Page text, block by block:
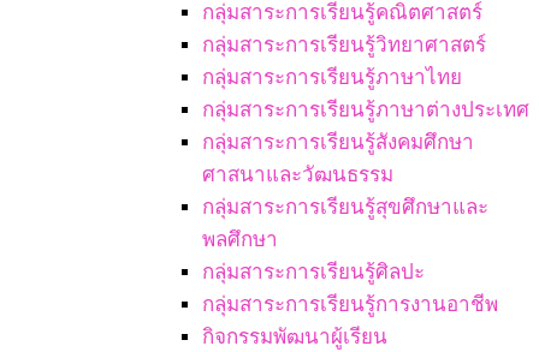
กลุ่มสาระการเรียนรู้คณิตศาสตร์
กลุ่มสาระการเรียนรู้วิทยาศาสตร์
กลุ่มสาระการเรียนรู้ภาษาไทย
กลุ่มสาระการเรียนรู้ภาษาต่างประเทศ
กลุ่มสาระการเรียนรู้สังคมศึกษา
ศาสนาและวัฒนธรรม
กลุ่มสาระการเรียนรู้สุขศึกษาและ
พลศึกษา
กลุ่มสาระการเรียนรู้ศิลปะ
กลุ่มสาระการเรียนรู้การงานอาชีพ
กิจกรรมพัฒนาผู้เรียน